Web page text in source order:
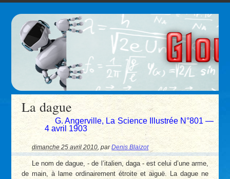
La dague
G. Angerville, La Science Illustrée N°801 —
4 avril 1903
dimanche 25 avril 2010,parDenis Blaizot
Le nom de dague, - de l’italien, daga - est celui d’une arme,
de main, à lame ordinairement étroite et aiguë. La dague ne